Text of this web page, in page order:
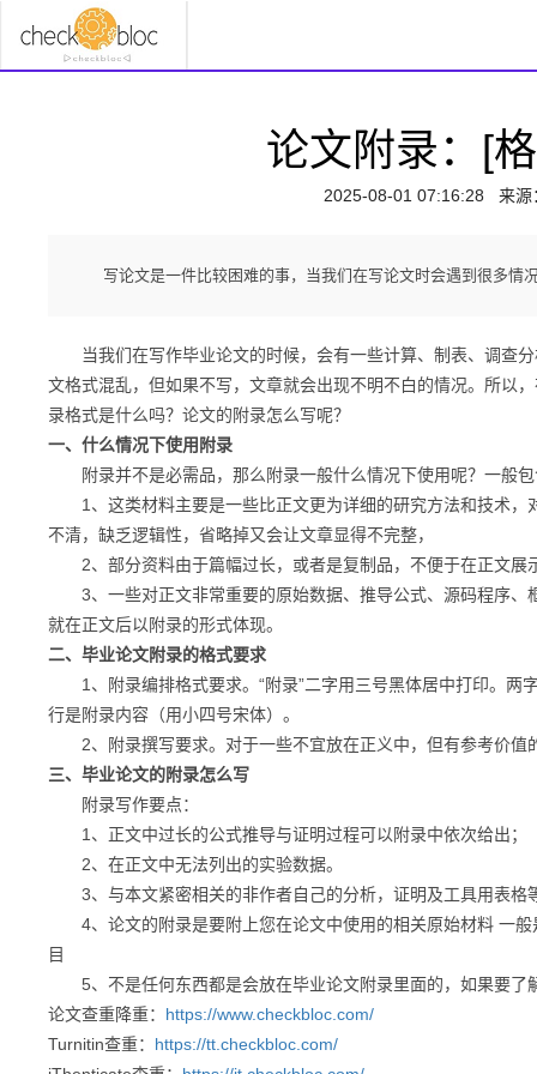
论文附录：[
2025-08-01 07:16:28 来源
写论文是一件比较困难的事，当我们在写论文时会遇到很多情
当我们在写作毕业论文的时候，会有一些计算、制表、调查分
文格式混乱，但如果不写，文章就会出现不明不白的情况。所以
录格式是什么吗？论文的附录怎么写呢？
一、什么情况下使用附录
附录并不是必需品，那么附录一般什么情况下使用呢？一般包
1、这类材料主要是一些比正文更为详细的研究方法和技术，
不清，缺乏逻辑性，省略掉又会让文章显得不完整，
2、部分资料由于篇幅过长，或者是复制品，不便于在正文展
3、一些对正文非常重要的原始数据、推导公式、源码程序、
就在正文后以附录的形式体现。
二、毕业论文附录的格式要求
1、附录编排格式要求。“附录”二字用三号黑体居中打印。两
行是附录内容（用小四号宋体）。
2、附录撰写要求。对于一些不宜放在正义中，但有参考价值
三、毕业论文的附录怎么写
附录写作要点：
1、正文中过长的公式推导与证明过程可以附录中依次给出；
2、在正文中无法列出的实验数据。
3、与本文紧密相关的非作者自己的分析，证明及工具用表格
4、论文的附录是要附上您在论文中使用的相关原始材料 一般
目
5、不是任何东西都是会放在毕业论文附录里面的，如果要了
论文查重降重： https://www.checkbloc.com/
Turnitin查重： https://tt.checkbloc.com/